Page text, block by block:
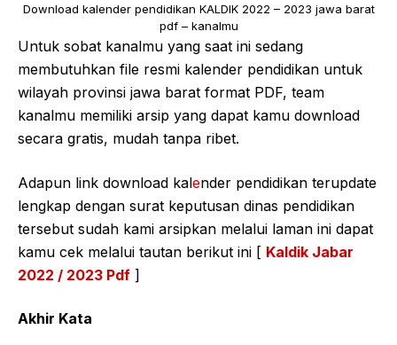
Download kalender pendidikan KALDIK 2022 – 2023 jawa barat
pdf – kanalmu
Untuk sobat kanalmu yang saat ini sedang
membutuhkan file resmi kalender pendidikan untuk
wilayah provinsi jawa barat format PDF, team
kanalmu memiliki arsip yang dapat kamu download
secara gratis, mudah tanpa ribet.
Adapun link download kalender pendidikan terupdate
lengkap dengan surat keputusan dinas pendidikan
tersebut sudah kami arsipkan melalui laman ini dapat
kamu cek melalui tautan berikut ini [ Kaldik Jabar
2022 / 2023 Pdf ]
Akhir Kata